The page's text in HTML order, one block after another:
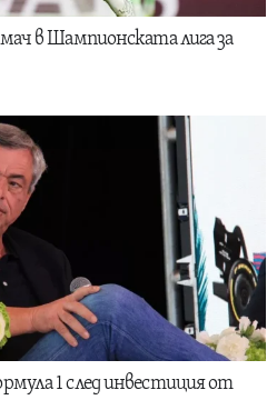
в Шампионската лига за
1 след инвестиция от